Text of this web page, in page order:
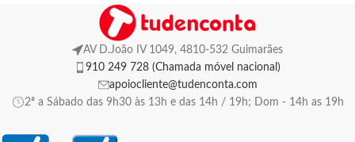
AV D.João IV 1049, 4810-532 Guimarães
910 249 728 (Chamada móvel nacional)
apoiocliente@tudenconta.com
2ª a Sábado das 9h30 às 13h e das 14h / 19h; Dom - 14h as 19h